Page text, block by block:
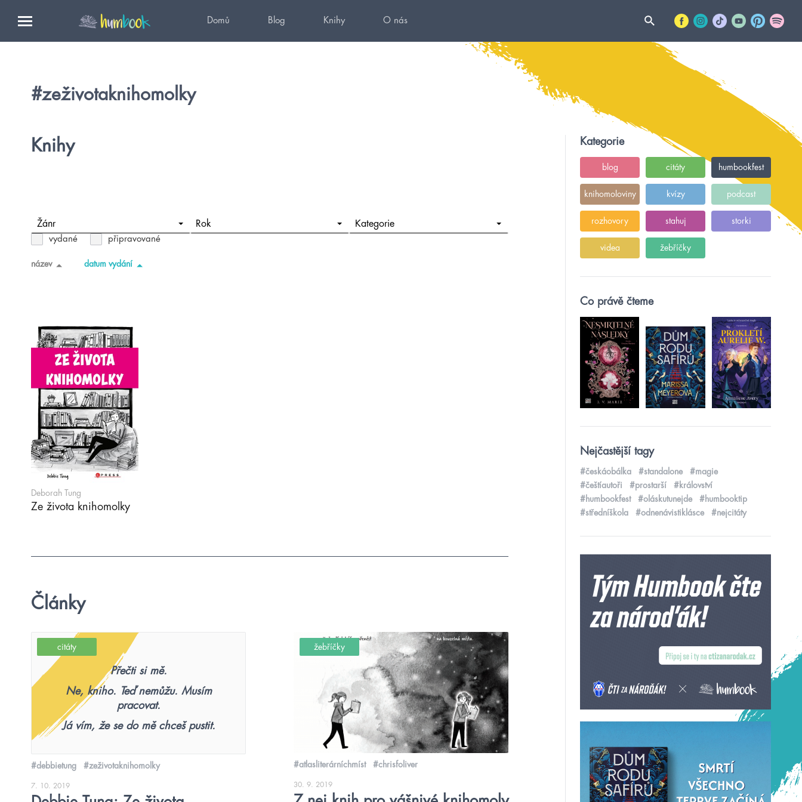
Domů Blog Knihy O nás
#zeživotaknihomolky
Knihy
Žánr Rok Kategorie
vydané připravované
název datum vydání
Deborah Tung
Ze života knihomolky
Články
citáty
Přečti si mě.
Ne, kniho. Teď nemůžu. Musím
pracovat.
Já vím, že se do mě chceš pustit.
#debbietung #zeživotaknihomolky
7. 10. 2019
žebříčky
#atlasliterárníchmíst #chrisfoliver
30. 9. 2019
Kategorie
blog citáty humbookfest
knihomoloviny kvízy podcast
rozhovory stahuj storki
videa žebříčky
Co právě čteme
Nejčastější tagy
#českáobálka #standalone
#magie
#češtíautoři
#prostarší
#království
#humbookfest
#oláskutunejde
#humbooktip
#středníškola
#odnenávistiklásce #nejcitáty